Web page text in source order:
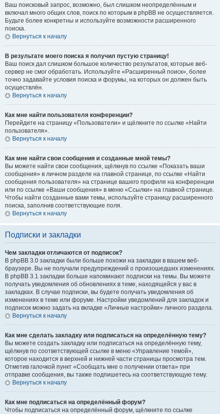
Ваш поисковый запрос, возможно, был слишком неопределённым и
включал много общих слов, поиск по которым в phpBB не осуществляется.
Будьте более конкретны и используйте возможности расширенного
поиска.
Вернуться к началу
В результате моего поиска я получил пустую страницу!
Ваш поиск дал слишком большое количество результатов, которые веб-
сервер не смог обработать. Используйте «Расширенный поиск», более
точно задавайте условия поиска и форумы, на которых он должен быть
осуществлён.
Вернуться к началу
Как мне найти пользователя конференции?
Перейдите на страницу «Пользователи» и щёлкните по ссылке «Найти
пользователя».
Вернуться к началу
Как мне найти свои сообщения и созданные мной темы?
Вы можете найти свои сообщения, щёлкнув по ссылке «Показать ваши
сообщения» в личном разделе на главной странице, по ссылке «Найти
сообщения пользователя» на странице вашего профиля на конференции
или по ссылке «Ваши сообщения» в меню «Ссылки» на главной странице.
Чтобы найти созданные вами темы, используйте страницу расширенного
поиска, заполнив соответствующие поля.
Вернуться к началу
Подписки и закладки
Чем закладки отличаются от подписок?
В phpBB 3.0 закладки были больше похожи на закладки в вашем веб-
браузере. Вы не получали предупреждений о произошедших изменениях.
В phpBB 3.1 закладки больше напоминают подписки на темы. Вы можете
получать уведомления об обновлениях в теме, находящейся у вас в
закладках. В случае подписки, вы будете получать уведомления об
изменениях в теме или форуме. Настройки уведомлений для закладок и
подписок можно задать на вкладке «Личные настройки» личного раздела.
Вернуться к началу
Как мне сделать закладку или подписаться на определённую тему?
Вы можете создать закладку или подписаться на определённую тему,
щёлкнув по соответствующей ссылке в меню «Управление темой»,
которое находится в верхней и нижней части страницы просмотра тем.
Отметив галочкой пункт «Сообщать мне о получении ответа» при
отправке сообщения, вы также подпишетесь на соответствующую тему.
Вернуться к началу
Как мне подписаться на определённый форум?
Чтобы подписаться на определённый форум, щёлкните по ссылке